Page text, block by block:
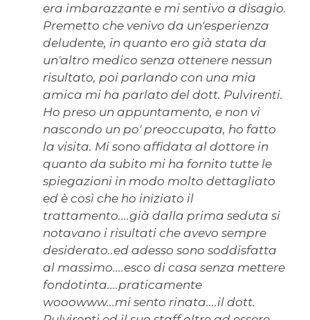
era imbarazzante e mi sentivo a disagio.
Premetto che venivo da un'esperienza
deludente, in quanto ero già stata da
un'altro medico senza ottenere nessun
risultato, poi parlando con una mia
amica mi ha parlato del dott. Pulvirenti.
Ho preso un appuntamento, e non vi
nascondo un po' preoccupata, ho fatto
la visita. Mi sono affidata al dottore in
quanto da subito mi ha fornito tutte le
spiegazioni in modo molto dettagliato
ed è così che ho iniziato il
trattamento....già dalla prima seduta si
notavano i risultati che avevo sempre
desiderato..ed adesso sono soddisfatta
al massimo....esco di casa senza mettere
fondotinta....praticamente
wooowww...mi sento rinata....il dott.